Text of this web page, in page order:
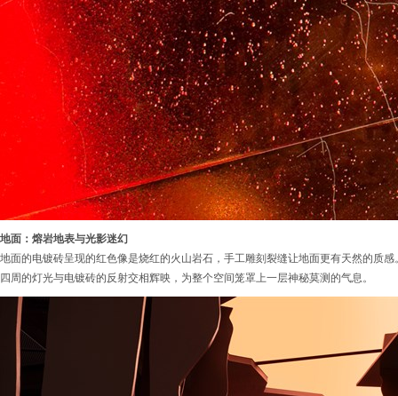
地面：熔岩地表与光影迷幻
地面的电镀砖呈现的红色像是烧红的火山岩石，手工雕刻裂缝让地面更有天然的质感
四周的灯光与电镀砖的反射交相辉映，为整个空间笼罩上一层神秘莫测的气息。